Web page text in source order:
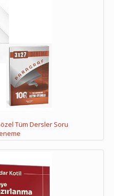
Tüm Dersler Soru